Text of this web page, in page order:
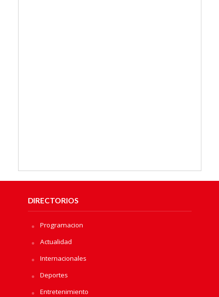
DIRECTORIOS
Programacion
Actualidad
Internacionales
Deportes
Entretenimiento